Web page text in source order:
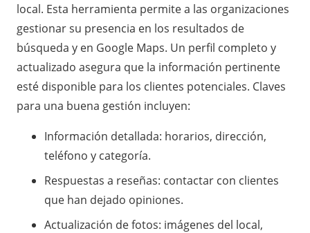
local. Esta herramienta permite a las organizaciones
gestionar su presencia en los resultados de
búsqueda y en Google Maps. Un perfil completo y
actualizado asegura que la información pertinente
esté disponible para los clientes potenciales. Claves
para una buena gestión incluyen:
Información detallada: horarios, dirección,
teléfono y categoría.
Respuestas a reseñas: contactar con clientes
que han dejado opiniones.
Actualización de fotos: imágenes del local,